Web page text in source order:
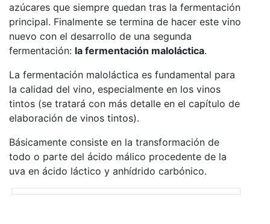
azúcares que siempre quedan tras la fermentación
principal. Finalmente se termina de hacer este vino
nuevo con el desarrollo de una segunda
fermentación: la fermentación maloláctica.
La fermentación maloláctica es fundamental para
la calidad del vino, especialmente en los vinos
tintos (se tratará con más detalle en el capítulo de
elaboración de vinos tintos).
Básicamente consiste en la transformación de
todo o parte del ácido málico procedente de la
uva en ácido láctico y anhídrido carbónico.